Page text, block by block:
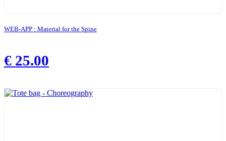
WEB-APP : Material for the Spine
€ 25.00